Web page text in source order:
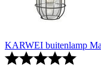
KARWEI buitenlamp